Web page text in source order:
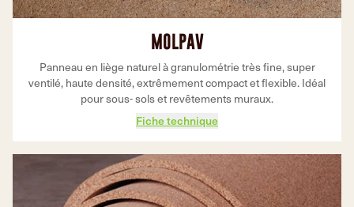
MOLPAV
Panneau en liège naturel à granulométrie très fine, super
ventilé, haute densité, extrêmement compact et flexible. Idéal
pour sous- sols et revêtements muraux.
Fiche technique